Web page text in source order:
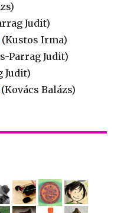
Judit)
(Kustos Irma)
Parrag Judit)
Judit)
(Kovács Balázs)